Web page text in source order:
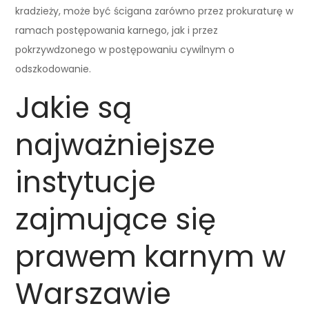
kradzieży, może być ścigana zarówno przez prokuraturę w
ramach postępowania karnego, jak i przez
pokrzywdzonego w postępowaniu cywilnym o
odszkodowanie.
Jakie są
najważniejsze
instytucje
zajmujące się
prawem karnym w
Warszawie